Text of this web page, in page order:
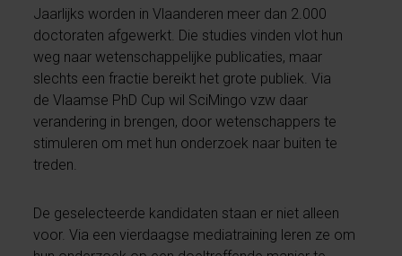
Jaarlijks worden in Vlaanderen meer dan 2.000
doctoraten afgewerkt. Die studies vinden vlot hun
weg naar wetenschappelijke publicaties, maar
slechts een fractie bereikt het grote publiek. Via
de Vlaamse PhD Cup wil SciMingo vzw daar
verandering in brengen, door wetenschappers te
stimuleren om met hun onderzoek naar buiten te
treden.
De geselecteerde kandidaten staan er niet alleen
voor. Via een vierdaagse mediatraining leren ze om